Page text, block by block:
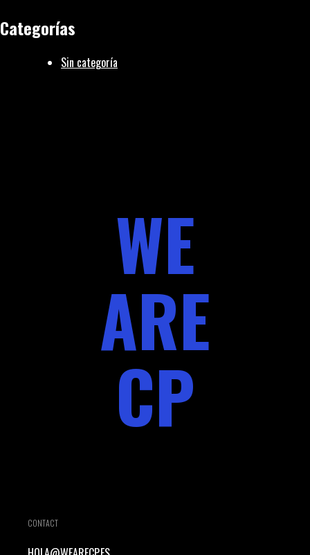
Categorías
Sin categoría
WE
ARE
CP
CONTACT